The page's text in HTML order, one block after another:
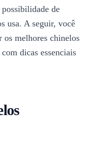
de
usa. A seguir, você
os melhores chinelos
dicas essenciais